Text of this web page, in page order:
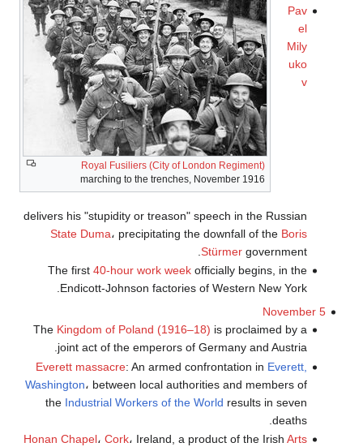
Royal Fusiliers (City of London Regiment)
marching to the trenches, November 1916
Pav
el
Mily
uko
v
delivers his "stupidity or treason" speech in the Russian
State Duma، precipitating the downfall of the Boris
Stürmer government.
The first40-hour work week officially begins, in the
Endicott-Johnson factories of Western New York.
November 5
The Kingdom of Poland (1916–18) is proclaimed by a
joint act of the emperors of Germany and Austria.
Everett massacre: An armed confrontation in Everett,
Washington، between local authorities and members of
the Industrial Workers of the World results in seven
deaths.
Honan Chapel،Cork، Ireland, a product of the IrishArts